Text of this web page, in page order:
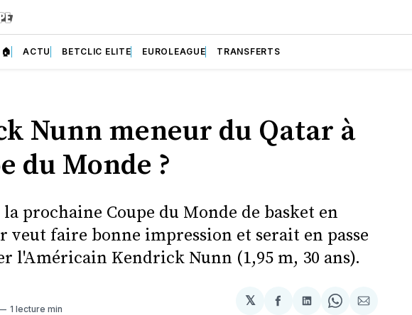
🏠 ACTU BETCLIC ELITE EUROLEAGUE TRANSFERTS
Nunn meneur du Qatar à
du Monde ?
la prochaine Coupe du Monde de basket en
veut faire bonne impression et serait en passe
l'Américain Kendrick Nunn (1,95 m, 30 ans).
1 lecture min
𝕏
PartagerPartager
SharePartager